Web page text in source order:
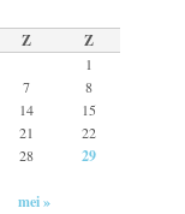
Z Z
1
7 8
14 15
21
22
28 29
mei »